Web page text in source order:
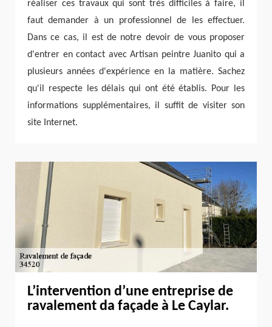
réaliser ces travaux qui sont très difficiles à faire, il
faut demander à un professionnel de les effectuer.
Dans ce cas, il est de notre devoir de vous proposer
d'entrer en contact avec Artisan peintre Juanito qui a
plusieurs années d'expérience en la matière. Sachez
qu'il respecte les délais qui ont été établis. Pour les
informations supplémentaires, il suffit de visiter son
site Internet.
L’intervention d’une entreprise de
ravalement da façade à Le Caylar.